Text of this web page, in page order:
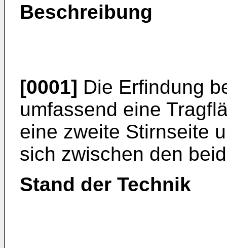
Beschreibung
[0001] Die Erfindung
umfassend eine
eine zweite Stirnseite
sich zwischen den
Stand der Technik